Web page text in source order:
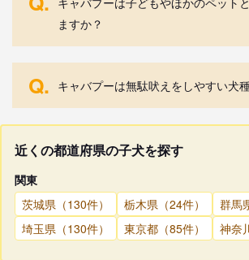
ますか？
Q. キャバプーは無駄吠えをしやすい犬
近くの都道府県の子犬を探す
関東
茨城県（130件）
栃木県（24件）
群馬
埼玉県（130件）
東京都（85件） 神奈